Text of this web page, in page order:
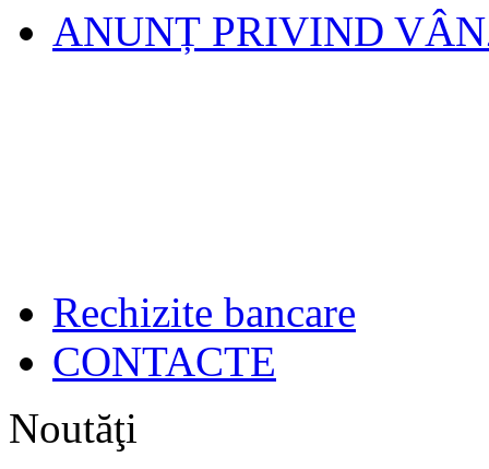
ANUNȚ PRIVIND
Rechizite bancare
CONTACTE
Noutăţi